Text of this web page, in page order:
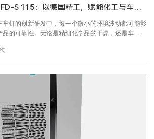
BINDER Solid.Line FD-S 115：以德国精工，赋能化工与车灯研发新高度
车灯的创新研发中，每一个微小的环境波动都可能影
的可靠性。无论是精细化学品的干燥，还是车灯涂
强制对流干燥箱。它继承了BINDER久经考验的品
次